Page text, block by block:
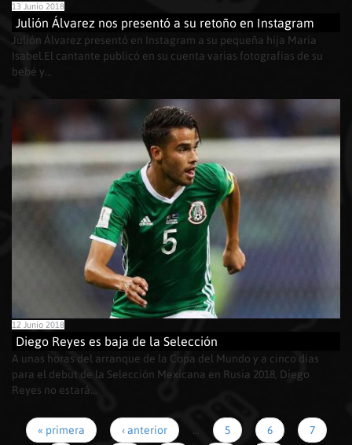
13 Junio 2018
Julión Álvarez nos presentó a su retoño en Instagram
Julión Álvarez presentó en Instagram a su pequeña hija María
Isabel.El cantante publicó en su cuenta varias fotografías de su
bebé y...
12 Junio 2018
Diego Reyes es baja de la Selección
A unas horas del arranque de la Copa del Mundo y a cinco días
para el debut de la Selección Mexicana en Rusia 2018, Diego
Reyes no estará...
« primera ‹ anterior 5 6 7